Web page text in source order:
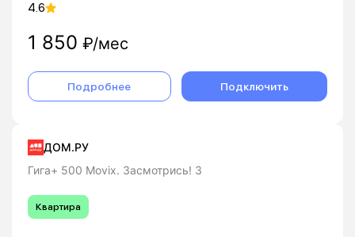
4.6
1 850 ₽/мес
Подробнее Подключить
ДОМ.РУ
Гига+ 500 Movix. Засмотрись! 3
Квартира